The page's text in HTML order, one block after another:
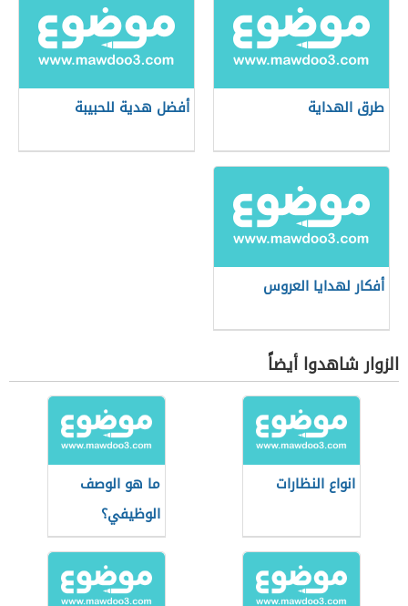
طرق الهداية أفضل هدية للحبيبة
أفكار لهدايا العروس
الزوار شاهدوا أيضاً
انواع النظارات
ما هو الوصف
الوظيفي؟